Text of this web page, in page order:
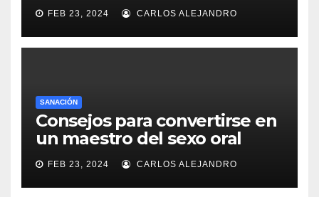
FEB 23, 2024 CARLOS ALEJANDRO
SANACIÓN
Consejos para convertirse en
un maestro del sexo oral
FEB 23, 2024 CARLOS ALEJANDRO